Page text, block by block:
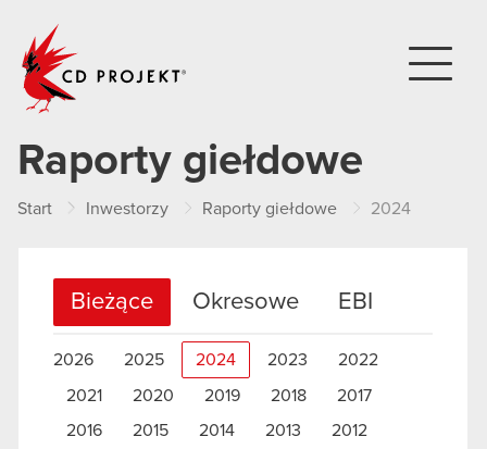
Raporty giełdowe
Start Inwestorzy Raporty giełdowe 2024
Bieżące Okresowe EBI
2026 2025 2024 2023 2022
2021 2020 2019 2018
2017
2016
2015 2014 2013
2012